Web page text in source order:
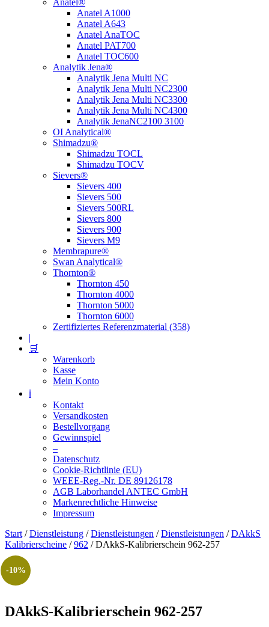
Anatel®
Anatel A1000
Anatel A643
Anatel AnaTOC
Anatel PAT700
Anatel TOC600
Analytik Jena®
Analytik Jena Multi NC
Analytik Jena Multi NC2300
Analytik Jena Multi NC3300
Analytik Jena Multi NC4300
Analytik JenaNC2100 3100
OI Analytical®
Shimadzu®
Shimadzu TOCL
Shimadzu TOCV
Sievers®
Sievers 400
Sievers 500
Sievers 500RL
Sievers 800
Sievers 900
Sievers M9
Membrapure®
Swan Analytical®
Thornton®
Thornton 450
Thornton 4000
Thornton 5000
Thornton 6000
Zertifiziertes Referenzmaterial (358)
|
🛒
Warenkorb
Kasse
Mein Konto
ℹ️
Kontakt
Versandkosten
Bestellvorgang
Gewinnspiel
–
Datenschutz
Cookie-Richtlinie (EU)
WEEE-Reg.-Nr. DE 89126178
AGB Laborhandel ANTEC GmbH
Markenrechtliche Hinweise
Impressum
Start /Dienstleistung /Dienstleistungen /Dienstleistungen /DAkkS
Kalibrierscheine /962 / DAkkS-Kalibrierschein 962-257
-10%
DAkkS-Kalibrierschein 962-257